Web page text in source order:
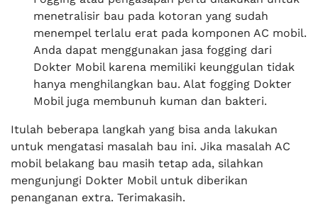
menetralisir bau pada kotoran yang sudah
menempel terlalu erat pada komponen AC mobil.
Anda dapat menggunakan jasa fogging dari
Dokter Mobil karena memiliki keunggulan tidak
hanya menghilangkan bau. Alat fogging Dokter
Mobil juga membunuh kuman dan bakteri.
Itulah beberapa langkah yang bisa anda lakukan
untuk mengatasi masalah bau ini. Jika masalah AC
mobil belakang bau masih tetap ada, silahkan
mengunjungi Dokter Mobil untuk diberikan
penanganan extra. Terimakasih.